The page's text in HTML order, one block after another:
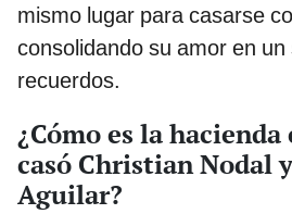
mismo lugar para casarse
consolidando su amor en
recuerdos.
¿Cómo es la hacienda
casó Christian Nodal
Aguilar?